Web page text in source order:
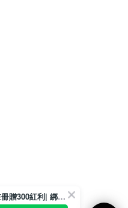
官網註冊贈300紅利| 綁定LINE再領取專屬優惠